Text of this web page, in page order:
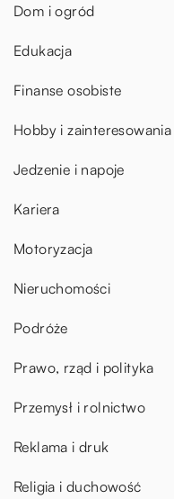
Dom i ogród
Edukacja
Finanse osobiste
Hobby i zainteresowania
Jedzenie i napoje
Kariera
Motoryzacja
Nieruchomości
Podróże
Prawo, rząd i polityka
Przemysł i rolnictwo
Reklama i druk
Religia i duchowość